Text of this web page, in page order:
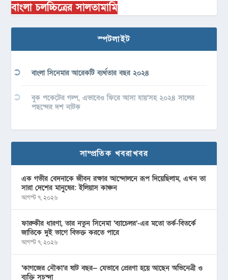
বাংলা চলচ্চিত্রের সালতামামি
স্পটলাইট
বাংলা সিনেমার আরেকটি ব্যর্থতার বছর ২০২৪
বুক পকেটের গল্প, এভাবেও ফিরে আসা যায়’সহ ২০২৪ সালের
পছন্দের দশ নাটক
সাম্প্রতিক খবরাখবর
এক গভীর বেদনাকে জীবন রক্ষার আন্দোলনে রূপ দিয়েছিলাম, এখন তা
সারা দেশের মানুষের: ইলিয়াস কাঞ্চন
আগস্ট ৭, ২০২৬
ফারুকীর ধারণা, তার নতুন সিনেমা ‘ব্যাচেলর’-এর মতো তর্ক-বিতর্কে
জাতিকে দুই ভাগে বিভক্ত করতে পারে
আগস্ট ৭, ২০২৬
‘কাগজের নৌকা’র ষাট বছর— যেভাবে প্রেরণা হয়ে আছেন অভিনেত্রী ও
ব্যক্তি সুচন্দা